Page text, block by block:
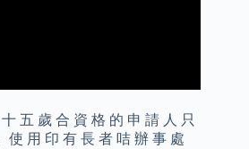
五 歲 合 資 格 的 申 請 人 只
使 用 印 有 長 者 咭 辦 事 處